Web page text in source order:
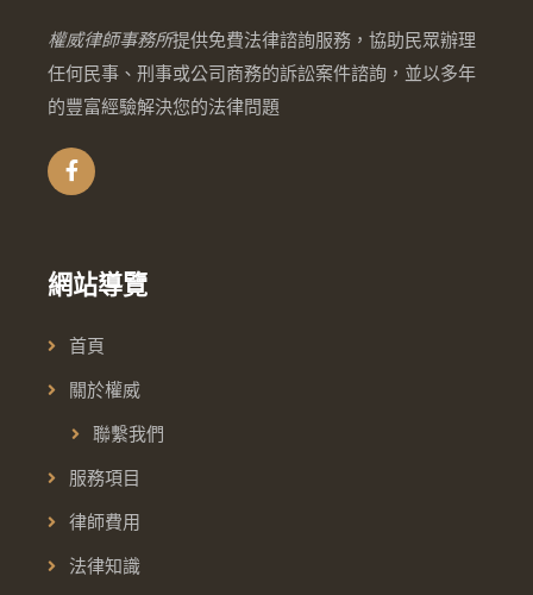
權威律師事務所提供免費法律諮詢服務，協助民眾辦理
任何民事、刑事或公司商務的訴訟案件諮詢，並以多年
的豐富經驗解決您的法律問題
網站導覽
首頁
關於權威
聯繫我們
服務項目
律師費用
法律知識